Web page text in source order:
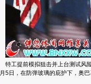
特工提前模拟狙击并上台测试风
月5日，在防弹玻璃的庇护下，奥